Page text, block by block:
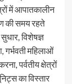
में आपातकालीन
की समय रहते
विशेषज्ञ
गर्भवती महिलाओं
पर्वतीय क्षेत्रों
का विस्तार